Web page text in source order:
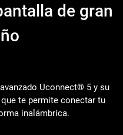
de gran
Uconnect® 5 y su
te permite conectar tu
inalámbrica.